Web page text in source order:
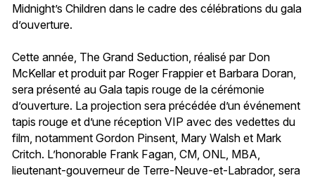
Midnight’s Children dans le cadre des célébrations du gala
d’ouverture.
Cette année, The Grand Seduction, réalisé par Don
McKellar et produit par Roger Frappier et Barbara Doran,
sera présenté au Gala tapis rouge de la cérémonie
d’ouverture. La projection sera précédée d’un événement
tapis rouge et d’une réception VIP avec des vedettes du
film, notamment Gordon Pinsent, Mary Walsh et Mark
Critch. L’honorable Frank Fagan, CM, ONL, MBA,
lieutenant-gouverneur de Terre-Neuve-et-Labrador, sera